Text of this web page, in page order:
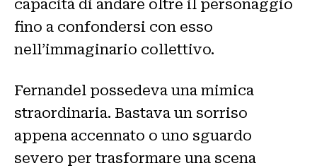
capacità di andare oltre il personaggio
fino a confondersi con esso
nell’immaginario collettivo.
Fernandel possedeva una mimica
straordinaria. Bastava un sorriso
appena accennato o uno sguardo
severo per trasformare una scena